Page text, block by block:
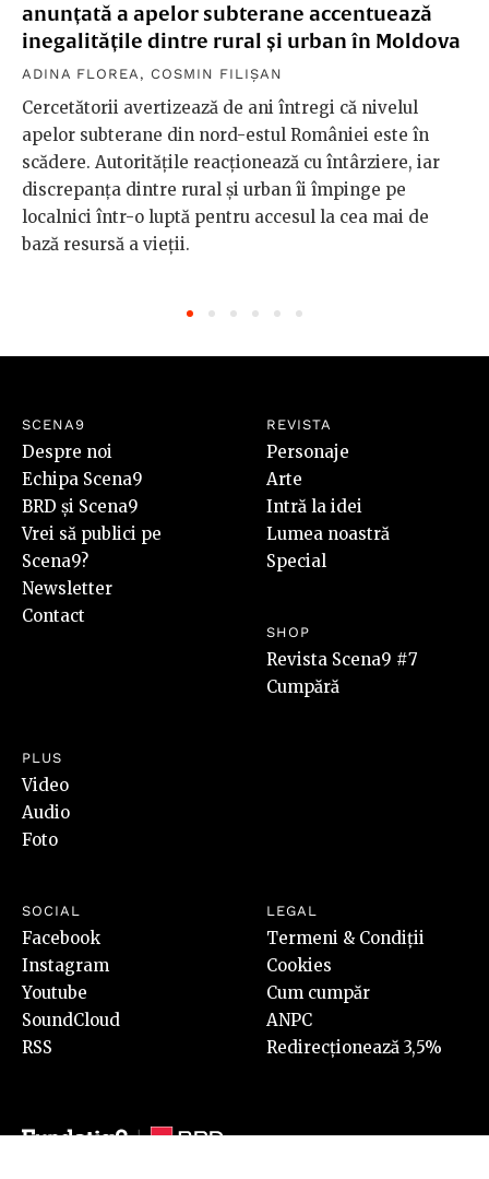
anunțată a apelor subterane accentuează
inegalitățile dintre rural și urban în Moldova
ADINA FLOREA , COSMIN FILIȘAN
Cercetătorii avertizează de ani întregi că nivelul
apelor subterane din nord-estul României este în
scădere. Autoritățile reacționează cu întârziere, iar
discrepanța dintre rural și urban îi împinge pe
localnici într-o luptă pentru accesul la cea mai de
bază resursă a vieții.
SCENA9
Despre noi
Echipa Scena9
BRD și Scena9
Vrei să publici pe
Scena9?
Newsletter
Contact
REVISTA
Personaje
Arte
Intră la idei
Lumea noastră
Special
SHOP
Revista Scena9 #7
Cumpără
PLUS
Video
Audio
Foto
SOCIAL
Facebook
Instagram
Youtube
SoundCloud
RSS
LEGAL
Termeni & Condiții
Cookies
Cum cumpăr
ANPC
Redirecționează 3,5%